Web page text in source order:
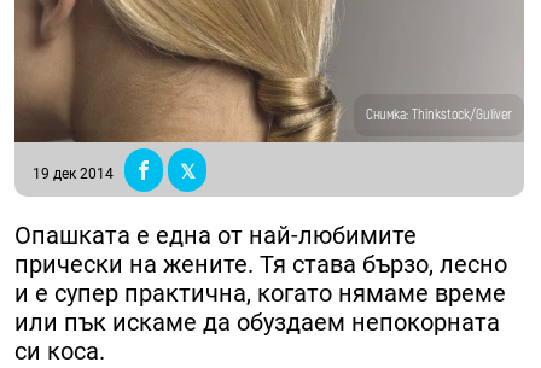
Снимка: Thinkstock/Guliver
19 дек 2014
Опашката е една от най-любимите
прически на жените. Тя става бързо, лесно
и е супер практична, когато нямаме време
или пък искаме да обуздаем непокорната
си коса.